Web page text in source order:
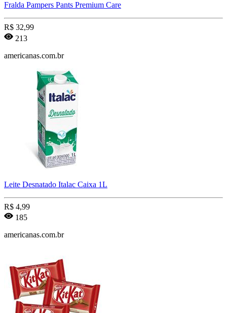
Fralda Pampers Pants Premium Care
R$ 32,99
213
americanas.com.br
Leite Desnatado Italac Caixa 1L
R$ 4,99
185
americanas.com.br